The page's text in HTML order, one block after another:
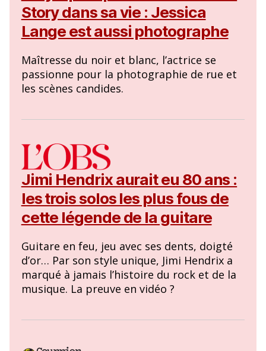
Story dans sa vie : Jessica
Lange est aussi photographe
Maîtresse du noir et blanc, l’actrice se
passionne pour la photographie de rue et
les scènes candides.
Jimi Hendrix aurait eu 80 ans :
les trois solos les plus fous de
cette légende de la guitare
Guitare en feu, jeu avec ses dents, doigté
d’or… Par son style unique, Jimi Hendrix a
marqué à jamais l’histoire du rock et de la
musique. La preuve en vidéo ?